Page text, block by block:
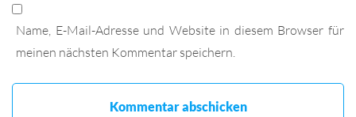
Name, E-Mail-Adresse und Website in diesem Browser für
meinen nächsten Kommentar speichern.